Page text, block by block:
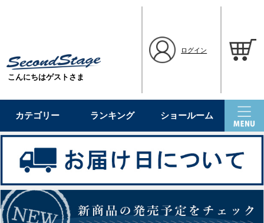
こんにちはゲストさま
ログイン
カテゴリー ランキング ショールーム